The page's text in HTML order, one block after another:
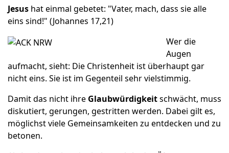
Jesus hat einmal gebetet: "Vater, mach, dass sie alle
eins sind!" (Johannes 17,21)
Wer die
Augen
aufmacht, sieht: Die Christenheit ist überhaupt gar
nicht eins. Sie ist im Gegenteil sehr vielstimmig.
Damit das nicht ihre Glaubwürdigkeitschwächt, muss
diskutiert, gerungen, gestritten werden. Dabei gilt es,
möglichst viele Gemeinsamkeiten zu entdecken und zu
betonen.